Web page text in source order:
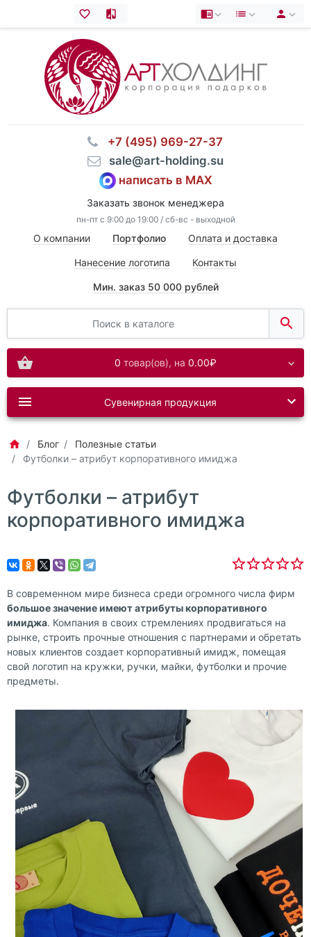
⠀+7 (495) 969-27-37
⠀sale@art-holding.su
написать в MAX
Заказать звонок менеджера
пн-пт с 9:00 до 19:00 / сб-вс - выходной
О компании Портфолио Оплата и доставка
Нанесение логотипа Контакты
Мин. заказ 50 000 рублей
0 товар(ов), на 0.00₽
Сувенирная продукция
Блог
Полезные статьи
Футболки – атрибут корпоративного имиджа
Футболки – атрибут
корпоративного имиджа
В современном мире бизнеса среди огромного числа фирм
большое значение имеют атрибуты корпоративного
имиджа. Компания в своих стремлениях продвигаться на
рынке, строить прочные отношения с партнерами и обретать
новых клиентов создает корпоративный имидж, помещая
свой логотип на кружки, ручки, майки, футболки и прочие
предметы.